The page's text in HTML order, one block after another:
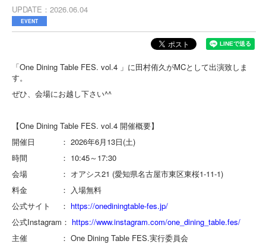
UPDATE 2026.06.04
EVENT
「One Dining Table FES. vol.4 」に田村侑久がMCとして出演致しま
す。
ぜひ、会場にお越し下さい^^
【One Dining Table FES. vol.4 開催概要】
開催日 ： 2026年6月13日(土)
時間 ： 10:45～17:30
会場 ： オアシス21 (愛知県名古屋市東区東桜1-11-1)
料金 ： 入場無料
公式サイト ： https://onediningtable-fes.jp/
公式Instagram： https://www.instagram.com/one_dining_table.fes/
主催 ： One Dining Table FES.実行委員会